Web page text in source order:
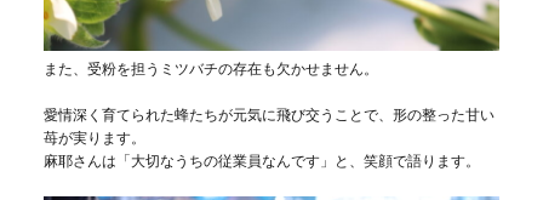
また、受粉を担うミツバチの存在も欠かせません。
愛情深く育てられた蜂たちが元気に飛び交うことで、形の整った甘い
苺が実ります。
麻耶さんは「大切なうちの従業員なんです」と、笑顔で語ります。